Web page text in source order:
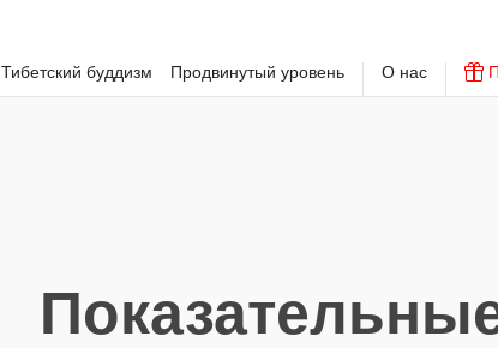
Тибетский буддизм Продвинутый уровень О нас